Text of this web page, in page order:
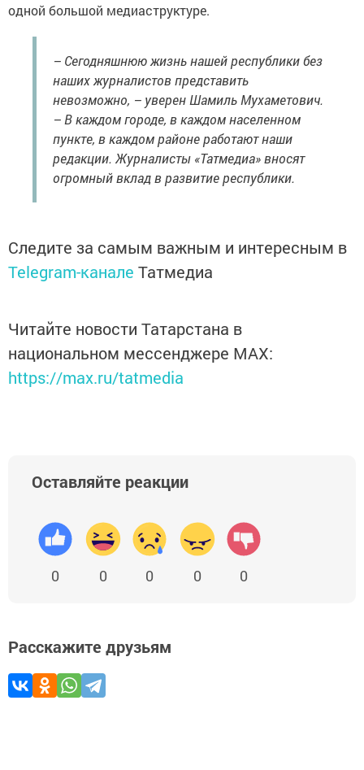
одной большой медиаструктуре.
– Сегодняшнюю жизнь нашей республики без
наших журналистов представить
невозможно, – уверен Шамиль Мухаметович.
– В каждом городе, в каждом населенном
пункте, в каждом районе работают наши
редакции. Журналисты «Татмедиа» вносят
огромный вклад в развитие республики.
Следите за самым важным и интересным в
Telegram-канале Татмедиа
Читайте новости Татарстана в
национальном мессенджере MАХ:
https://max.ru/tatmedia
Оставляйте реакции
0 0 0 0 0
Расскажите друзьям